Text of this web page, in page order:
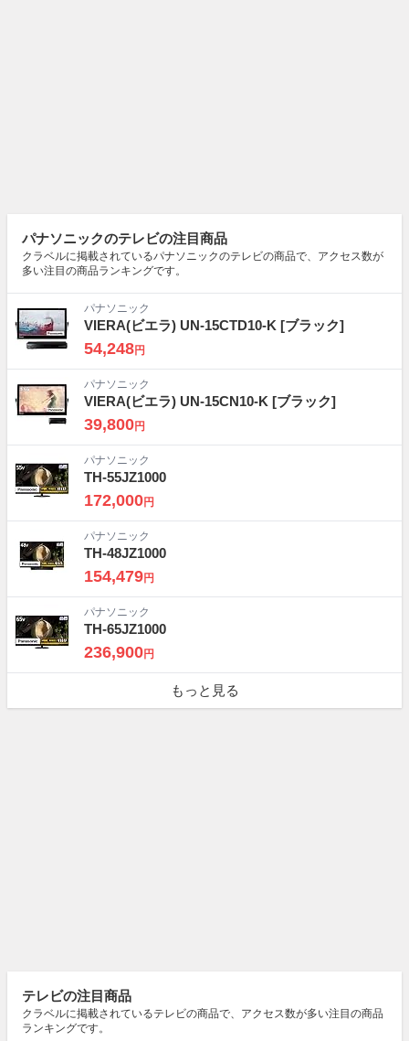
パナソニックのテレビの注目商品
クラベルに掲載されているパナソニックのテレビの商品で、アクセス数が
多い注目の商品ランキングです。
パナソニック
VIERA(ビエラ) UN-15CTD10-K [ブラック]
54,248円
パナソニック
VIERA(ビエラ) UN-15CN10-K [ブラック]
39,800円
パナソニック
TH-55JZ1000
172,000円
パナソニック
TH-48JZ1000
154,479円
パナソニック
TH-65JZ1000
236,900円
もっと見る
テレビの注目商品
クラベルに掲載されているテレビの商品で、アクセス数が多い注目の商品
ランキングです。